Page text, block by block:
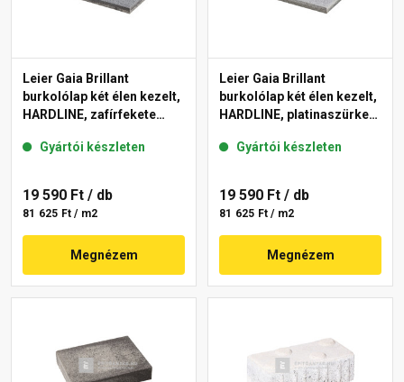
Leier Gaia Brillant
burkolólap két élen kezelt,
HARDLINE, zafírfekete
Gyártói készleten
19 590 Ft / db
81 625 Ft / m2
Megnézem
Leier Gaia Brillant
burkolólap két élen kezelt,
HARDLINE, platinaszürke
Gyártói készleten
19 590 Ft / db
81 625 Ft / m2
Megnézem